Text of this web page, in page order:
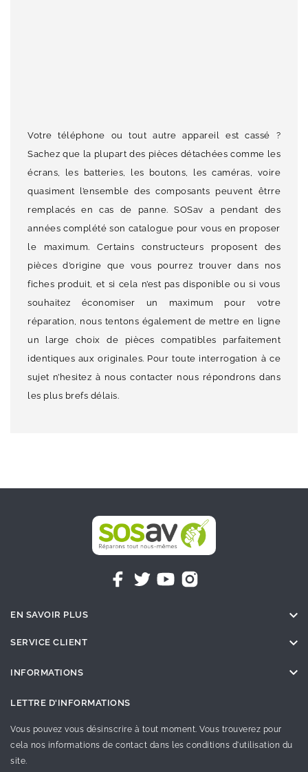
Votre téléphone ou tout autre appareil est cassé ?
Sachez que la plupart des pièces détachées comme les
écrans, les batteries, les boutons, les caméras, voire
quasiment l’ensemble des composants peuvent êtrre
remplacés en cas de panne. SOSav a pendant des
années complété son catalogue pour vous en proposer
le maximum. Certains constructeurs proposent des
pièces d’origine que vous pourrez trouver dans nos
fiches produit, et si cela n’est pas disponible ou si vous
souhaitez économiser un maximum pour votre
réparation, nous tentons également de mettre en ligne
un large choix de pièces compatibles parfaitement
identiques aux originales. Pour toute interrogation à ce
sujet n’hesitez à nous contacter nous répondrons dans
les plus brefs délais.
EN SAVOIR PLUS 
SERVICE CLIENT 
INFORMATIONS 
LETTRE D'INFORMATIONS
Vous pouvez vous désinscrire à tout moment. Vous trouverez pour
cela nos informations de contact dans les conditions d'utilisation du
site.